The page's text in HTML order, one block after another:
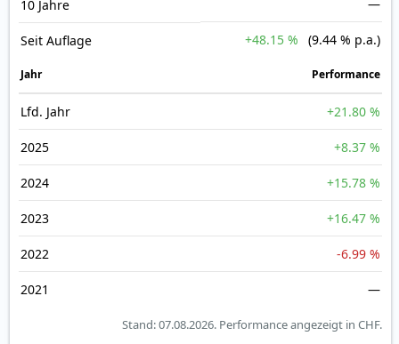
10 Jahre —
Seit Auflage +48.15 % (9.44 % p.a.)
Jahr Perfor­mance
Lfd. Jahr +21.80 %
2025 +8.37 %
2024 +15.78 %
2023 +16.47 %
2022 -6.99 %
2021 —
Stand: 07.08.2026. Performance angezeigt in CHF.